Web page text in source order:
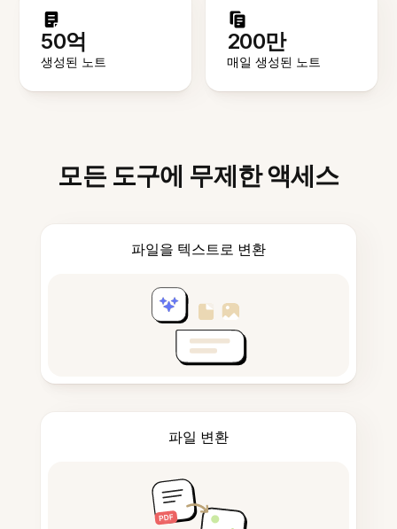
50억
생성된 노트
200만
매일 생성된 노트
모든 도구에 무제한 액세스
파일을 텍스트로 변환
파일 변환